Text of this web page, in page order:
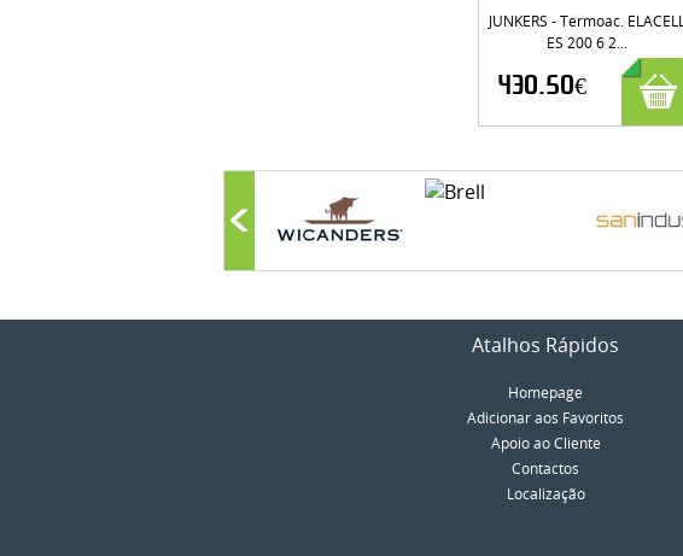
JUNKERS - Termoac. ELACELL
ES 200 6 2...
430.50€
Atalhos Rápidos
Homepage
Adicionar aos Favoritos
Apoio ao Cliente
Contactos
Localização